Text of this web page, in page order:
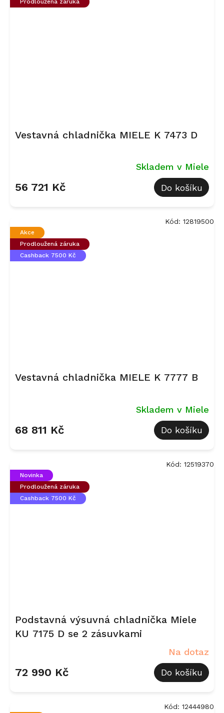
Prodloužená záruka
Vestavná chladnička MIELE K 7473 D
Skladem v Miele
56 721 Kč Do košíku
Akce
Prodloužená záruka
Cashback 7500 Kč
Vestavná chladnička MIELE K 7777 B
Skladem v Miele
68 811 Kč Do košíku
Kód: 12819500
Novinka
Prodloužená záruka
Cashback 7500 Kč
Podstavná výsuvná chladnička Miele
KU 7175 D se 2 zásuvkami
Na dotaz
72 990 Kč Do košíku
Kód: 12519370
Kód: 12444980